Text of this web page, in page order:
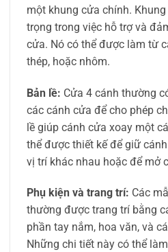
một khung cửa chính.
trọng trong việc hỗ trợ và
cửa. Nó có thể được làm từ
thép, hoặc nhôm.
Bản lề: Cửa 4 cánh thường
các cánh cửa để cho phép
lề giúp cánh cửa xoay một
thể được thiết kế để giữ
vị trí khác nhau hoặc để mở
Phụ kiện và trang trí: Các
thường được trang trí bằng
phần tay nắm, hoa văn, và
Những chi tiết này có thể